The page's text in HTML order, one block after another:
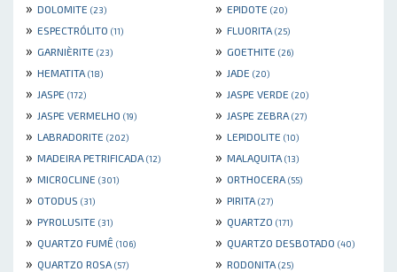
» DOLOMITE (23) » EPIDOTE (20)
» ESPECTRÓLITO (11) » FLUORITA (25)
» GARNIÈRITE (23) » GOETHITE (26)
» HEMATITA (18) » JADE (20)
» JASPE (172) » JASPE VERDE (20)
» JASPE VERMELHO (19) » JASPE ZEBRA (27)
» LABRADORITE (202) » LEPIDOLITE (10)
» MADEIRA PETRIFICADA (12) » MALAQUITA (13)
» MICROCLINE (301) » ORTHOCERA (55)
» OTODUS (31) » PIRITA (27)
» PYROLUSITE (31) » QUARTZO (171)
» QUARTZO FUMÊ (106) » QUARTZO DESBOTADO (40)
» QUARTZO ROSA (57) » RODONITA (25)